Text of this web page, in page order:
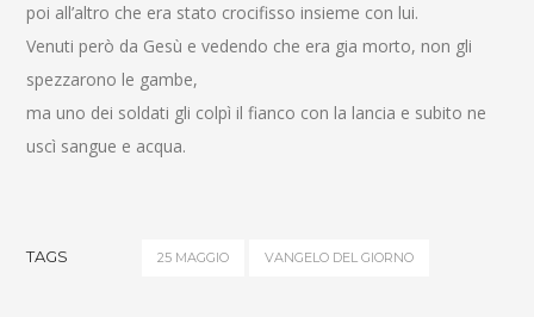
poi all’altro che era stato crocifisso insieme con lui.
Venuti però da Gesù e vedendo che era gia morto, non gli
spezzarono le gambe,
ma uno dei soldati gli colpì il fianco con la lancia e subito ne
uscì sangue e acqua.
TAGS 25 MAGGIO VANGELO DEL GIORNO